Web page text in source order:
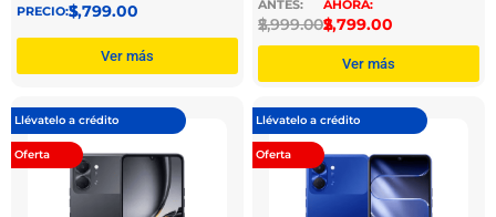
$
3,799.00
Ver más
$
2,999.00$
2,799.00
Ver más
Llévatelo a crédito
Oferta
Llévatelo a crédito
Oferta